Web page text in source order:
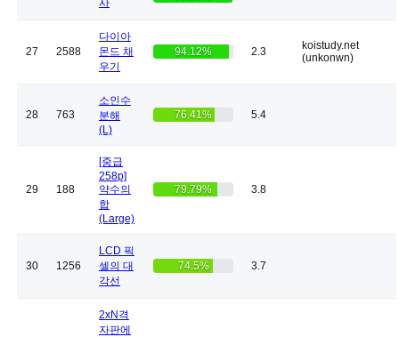
사
27 2588
다이아
몬드 채
우기
94.12% 2.3
koistudy.net
(unkonwn)
28 763
소인수
분해
(L)
76.41% 5.4
29 188
[중급
258p]
약수의
합
(Large)
79.79% 3.8
30 1256
LCD 픽
셀의 대
각선
74.5% 3.7
2xN격
자판에